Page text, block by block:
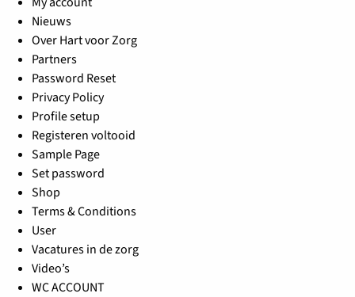
Nieuws
Over Hart voor Zorg
Partners
Password Reset
Privacy Policy
Profile setup
Registeren voltooid
Sample Page
Set password
Shop
Terms & Conditions
User
Vacatures in de zorg
Video’s
WC ACCOUNT